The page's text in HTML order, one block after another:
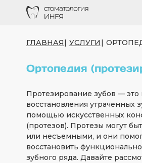
ГЛАВНАЯ УСЛУГИ
| |
Протезирование зубов — это
восстановления утраченных
помощью искусственных
(протезов). Протезы могут
или несъемными, и они
восстановить
зубного ряда. Давайте
Ортопедия